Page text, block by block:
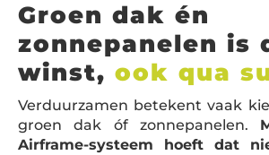
Groen dak én
zonnepanelen is
winst, ook qua
Verduurzamen betekent vaak
groen dak óf zonnepanelen.
Airframe-systeem hoeft dat